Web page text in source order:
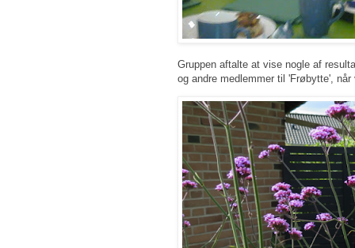
Gruppen aftalte at vise nogle af
og andre medlemmer til 'Frøbytte',